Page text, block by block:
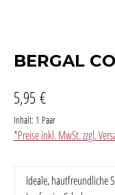
BERGAL
5,95 €
Inhalt: 1 Paar
*Preise inkl. MwSt. zzgl.
Ideale, hautfreundliche